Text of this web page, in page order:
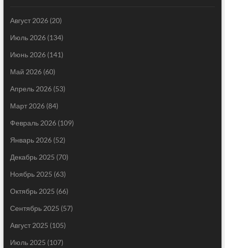
Август 2026(20)
Июль 2026(134)
Июнь 2026(141)
Май 2026(60)
Апрель 2026(53)
Март 2026(84)
Февраль 2026(109)
Январь 2026(52)
Декабрь 2025 (70)
Ноябрь 2025 (63)
Октябрь 2025 (66)
Сентябрь 2025 (57)
Август 2025 (105)
Июль 2025 (107)